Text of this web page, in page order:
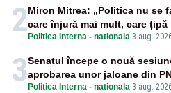
2 Politica Interna - nationala-3 aug.
Miron Mitrea: „Politica nu se
care înjură mai mult, care țipă
3 Politica Interna - nationala-3 aug.
Senatul începe o nouă
aprobarea unor jaloane din